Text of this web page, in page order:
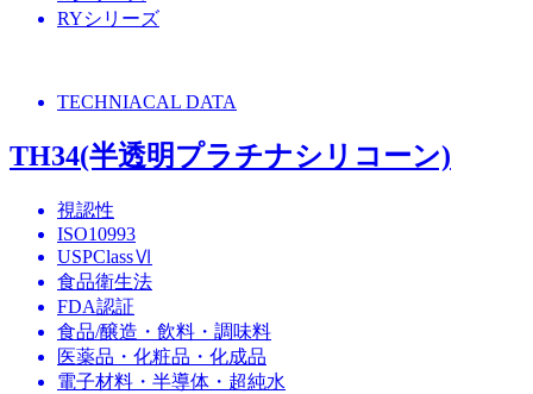
RYシリーズ
TECHNIACAL DATA
TH34(半透明プラチナシリコーン)
視認性
ISO10993
USPClassⅥ
食品衛生法
FDA認証
食品/醸造・飲料・調味料
医薬品・化粧品・化成品
電子材料・半導体・超純水